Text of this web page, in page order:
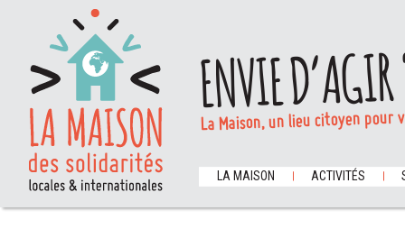
ENVIE
La Maison, un lieu citoyen
LA MAISON ACTIVITÉS